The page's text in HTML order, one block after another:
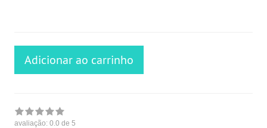
Adicionar ao carrinho
avaliação: 0.0 de 5